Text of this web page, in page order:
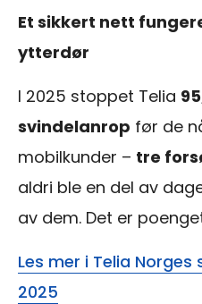
Et sikkert nett
ytterdør
I 2025 stoppet Telia
svindelanrop før de
mobilkunder – tre
aldri ble en del av
av dem. Det er
Les mer i Telia
2025